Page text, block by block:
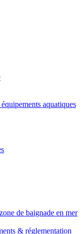
aquatiques
de baignade en mer
& réglementation